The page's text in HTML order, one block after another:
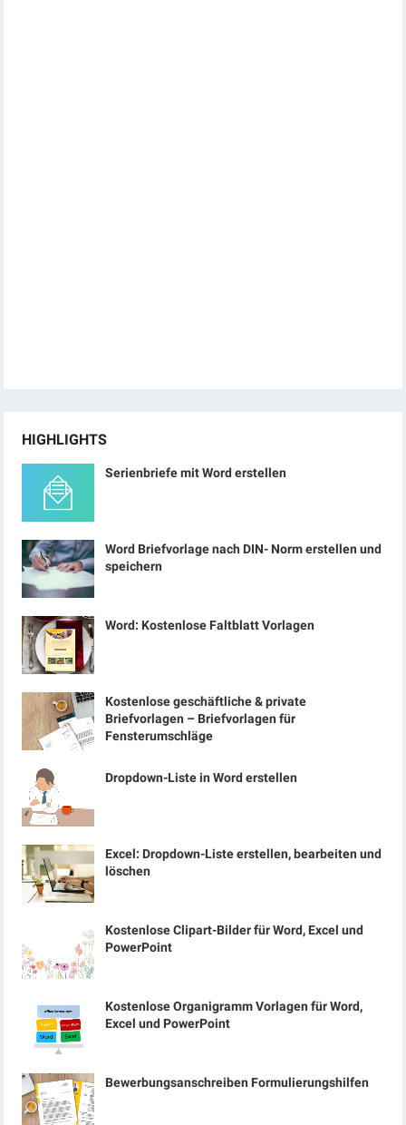
HIGHLIGHTS
Serienbriefe mit Word erstellen
Word Briefvorlage nach DIN- Norm erstellen und
speichern
Word: Kostenlose Faltblatt Vorlagen
Kostenlose geschäftliche & private
Briefvorlagen – Briefvorlagen für
Fensterumschläge
Dropdown-Liste in Word erstellen
Excel: Dropdown-Liste erstellen, bearbeiten und
löschen
Kostenlose Clipart-Bilder für Word, Excel und
PowerPoint
Kostenlose Organigramm Vorlagen für Word,
Excel und PowerPoint
Bewerbungsanschreiben Formulierungshilfen